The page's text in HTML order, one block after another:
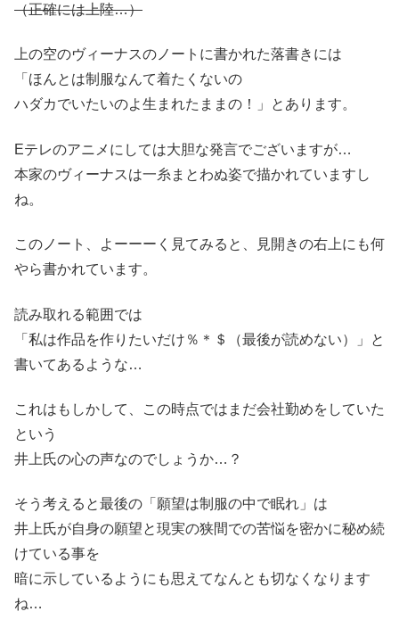
（正確には上陸…）
上の空のヴィーナスのノートに書かれた落書きには
「ほんとは制服なんて着たくないの
ハダカでいたいのよ生まれたままの！」とあります。
Eテレのアニメにしては大胆な発言でございますが…
本家のヴィーナスは一糸まとわぬ姿で描かれていますし
ね。
このノート、よーーーく見てみると、見開きの右上にも何
やら書かれています。
読み取れる範囲では
「私は作品を作りたいだけ％＊＄（最後が読めない）」と
書いてあるような…
これはもしかして、この時点ではまだ会社勤めをしていた
という
井上氏の心の声なのでしょうか…？
そう考えると最後の「願望は制服の中で眠れ」は
井上氏が自身の願望と現実の狭間での苦悩を密かに秘め続
けている事を
暗に示しているようにも思えてなんとも切なくなります
ね…